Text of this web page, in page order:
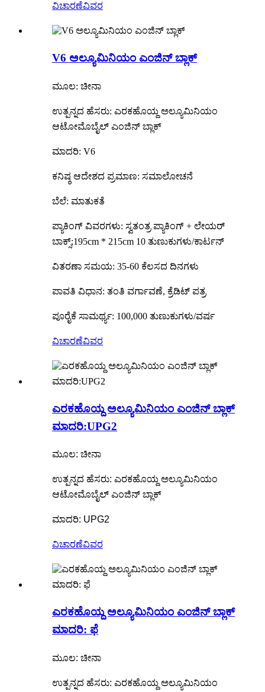
ವಿಚಾರಣೆವಿವರ
V6 ಅಲ್ಯೂಮಿನಿಯಂ ಎಂಜಿನ್ ಬ್ಲಾಕ್
ಮೂಲ: ಚೀನಾ
ಉತ್ಪನ್ನದ ಹೆಸರು: ಎರಕಹೊಯ್ದ ಅಲ್ಯೂಮಿನಿಯಂ
ಆಟೋಮೊಬೈಲ್ ಎಂಜಿನ್ ಬ್ಲಾಕ್
ಮಾದರಿ: V6
ಕನಿಷ್ಠ ಆದೇಶದ ಪ್ರಮಾಣ: ಸಮಾಲೋಚನೆ
ಬೆಲೆ: ಮಾತುಕತೆ
ಪ್ಯಾಕಿಂಗ್ ವಿವರಗಳು: ಸ್ವತಂತ್ರ ಪ್ಯಾಕಿಂಗ್ + ಲೇಯರ್
ಬಾಕ್ಸ್;195cm * 215cm 10 ತುಣುಕುಗಳು/ಕಾರ್ಟನ್
ವಿತರಣಾ ಸಮಯ: 35-60 ಕೆಲಸದ ದಿನಗಳು
ಪಾವತಿ ವಿಧಾನ: ತಂತಿ ವರ್ಗಾವಣೆ, ಕ್ರೆಡಿಟ್ ಪತ್ರ
ಪೂರೈಕೆ ಸಾಮರ್ಥ್ಯ: 100,000 ತುಣುಕುಗಳು/ವರ್ಷ
ವಿಚಾರಣೆವಿವರ
ಎರಕಹೊಯ್ದ ಅಲ್ಯೂಮಿನಿಯಂ ಎಂಜಿನ್ ಬ್ಲಾಕ್
ಮಾದರಿ:UPG2
ಮೂಲ: ಚೀನಾ
ಉತ್ಪನ್ನದ ಹೆಸರು: ಎರಕಹೊಯ್ದ ಅಲ್ಯೂಮಿನಿಯಂ
ಆಟೋಮೊಬೈಲ್ ಎಂಜಿನ್ ಬ್ಲಾಕ್
ಮಾದರಿ: UPG2
ವಿಚಾರಣೆವಿವರ
ಎರಕಹೊಯ್ದ ಅಲ್ಯೂಮಿನಿಯಂ ಎಂಜಿನ್ ಬ್ಲಾಕ್
ಮಾದರಿ: ಫೆ
ಮೂಲ: ಚೀನಾ
ಉತ್ಪನ್ನದ ಹೆಸರು: ಎರಕಹೊಯ್ದ ಅಲ್ಯೂಮಿನಿಯಂ